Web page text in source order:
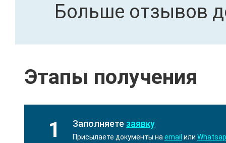
Больше отзывов
Этапы получения
1 Заполняете заявку
Присылаете документы на email или